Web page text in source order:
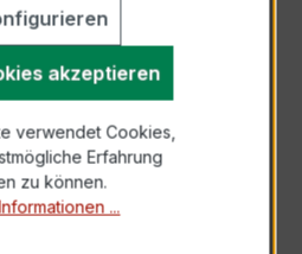
10VA Kl.0,2 ist ein
Niederspannungs-
akzeptieren
verwendet Cookies,
Erfahrung
zu können.
...